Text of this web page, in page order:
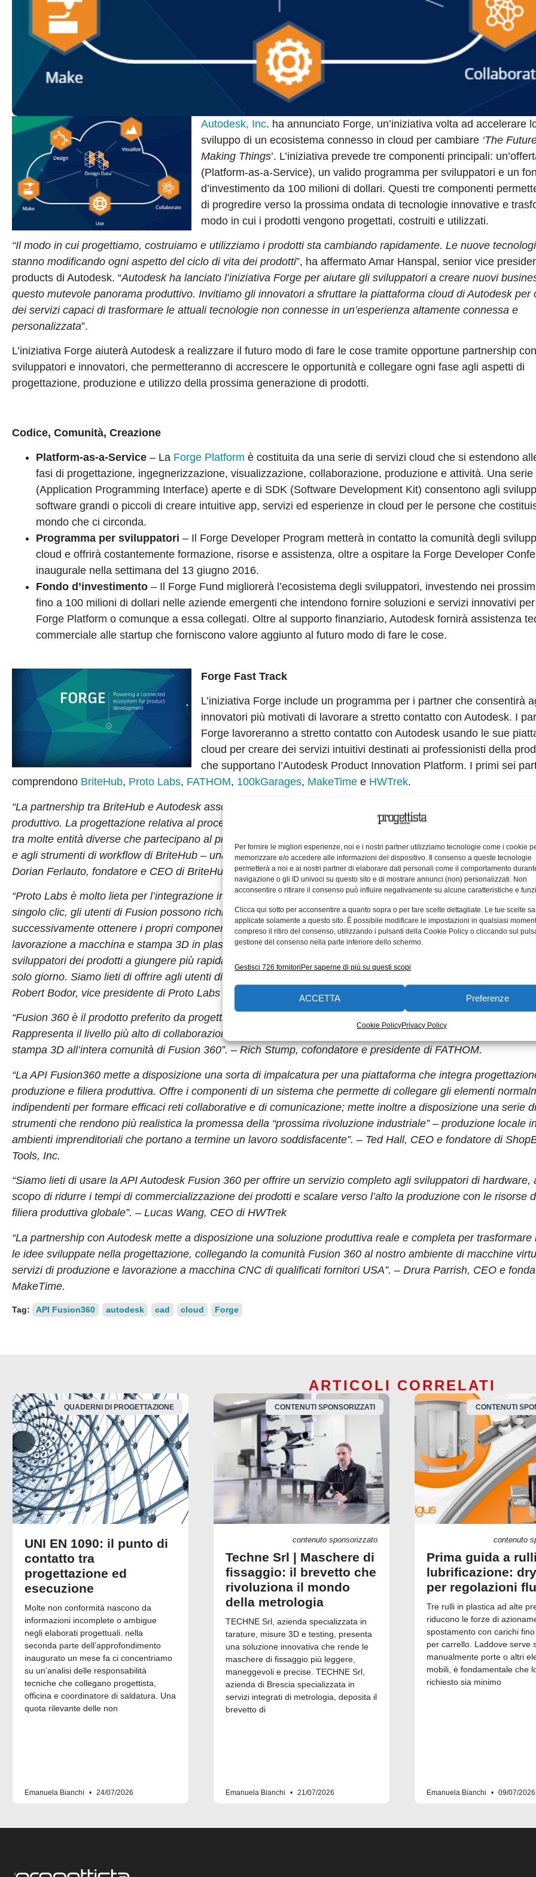
Per fornire le migliori esperienze, noi e i nostri partner utilizziamo tecnologie come i cookie
memorizzare e/o accedere alle informazioni del dispositivo. Il consenso a queste tecnologie
permetterà a noi e ai nostri partner di elaborare dati personali come il comportamento
navigazione o gli ID univoci su questo sito e di mostrare annunci (non) personalizzati. Non
acconsentire o ritirare il consenso può influire negativamente su alcune caratteristiche e
Clicca qui sotto per acconsentire a quanto sopra o per fare scelte dettagliate. Le tue scelte
applicate solamente a questo sito. È possibile modificare le impostazioni in qualsiasi
compreso il ritiro del consenso, utilizzando i pulsanti della Cookie Policy o cliccando sul
gestione del consenso nella parte inferiore dello schermo.
Gestisci 726 fornitoriPer saperne di più su questi scopi
ACCETTA Preferenze
Cookie PolicyPrivacy Policy
Autodesk, Inc. ha annunciato Forge, un’iniziativa volta ad accelerare
sviluppo di un ecosistema connesso in cloud per cambiare ‘The
Making Things’. L’iniziativa prevede tre componenti principali:
(Platform-as-a-Service), un valido programma per sviluppatori e un
d’investimento da 100 milioni di dollari. Questi tre componenti
di progredire verso la prossima ondata di tecnologie innovative e
modo in cui i prodotti vengono progettati, costruiti e utilizzati.
“Il modo in cui progettiamo, costruiamo e utilizziamo i prodotti sta cambiando rapidamente. Le nuove
stanno modificando ogni aspetto del ciclo di vita dei prodotti”, ha affermato Amar Hanspal, senior vice
products di Autodesk. “Autodesk ha lanciato l’iniziativa Forge per aiutare gli sviluppatori a creare nuovi
questo mutevole panorama produttivo. Invitiamo gli innovatori a sfruttare la piattaforma cloud di Autodesk per
dei servizi capaci di trasformare le attuali tecnologie non connesse in un’esperienza altamente connessa e
personalizzata”.
L’iniziativa Forge aiuterà Autodesk a realizzare il futuro modo di fare le cose tramite opportune partnership con
sviluppatori e innovatori, che permetteranno di accrescere le opportunità e collegare ogni fase agli aspetti di
progettazione, produzione e utilizzo della prossima generazione di prodotti.
Codice, Comunità, Creazione
Platform-as-a-Service – La Forge Platform è costituita da una serie di servizi cloud che si estendono
fasi di progettazione, ingegnerizzazione, visualizzazione, collaborazione, produzione e attività. Una serie
(Application Programming Interface) aperte e di SDK (Software Development Kit) consentono agli
software grandi o piccoli di creare intuitive app, servizi ed esperienze in cloud per le persone che
mondo che ci circonda.
Programma per sviluppatori – Il Forge Developer Program metterà in contatto la comunità degli
cloud e offrirà costantemente formazione, risorse e assistenza, oltre a ospitare la Forge Developer
inaugurale nella settimana del 13 giugno 2016.
Fondo d’investimento – Il Forge Fund migliorerà l’ecosistema degli sviluppatori, investendo nei
fino a 100 milioni di dollari nelle aziende emergenti che intendono fornire soluzioni e servizi innovativi
Forge Platform o comunque a essa collegati. Oltre al supporto finanziario, Autodesk fornirà assistenza
commerciale alle startup che forniscono valore aggiunto al futuro modo di fare le cose.
Forge Fast Track
L’iniziativa Forge include un programma per i partner che consentirà
innovatori più motivati di lavorare a stretto contatto con Autodesk. I
Forge lavoreranno a stretto contatto con Autodesk usando le sue
cloud per creare dei servizi intuitivi destinati ai professionisti della
che supportano l’Autodesk Product Innovation Platform. I primi sei
comprendono BriteHub, Proto Labs, FATHOM, 100kGarages, MakeTime e HWTrek.
“La partnership tra BriteHub e Autodesk associa la progettazione digitale dei prodotti a una collaborazione a
produttivo. La progettazione relativa al processo di producibilità è complessa e richiede una costante
tra molte entità diverse che partecipano al progetto. Il processo viene ottimizzato grazie ad Autodesk Fusion
e agli strumenti di workflow di BriteHub – una combinazione possibile soltanto in un paradiso di software in
Dorian Ferlauto, fondatore e CEO di BriteHub
“Proto Labs è molto lieta per l’integrazione in Autodesk Fusion 360 delle proprie capacità di produzione rapida.
singolo clic, gli utenti di Fusion possono richiedere un preventivo con l’analisi della progettazione per la
successivamente ottenere i propri componenti personalizzati, prodotti con una varietà di processi come
lavorazione a macchina e stampa 3D in plastica o metallo. Il nostro servizio è stato predisposto per aiutare gli
sviluppatori dei prodotti a giungere più rapidamente sul mercato, producendo i componenti personalizzati
solo giorno. Siamo lieti di offrire agli utenti di Fusion 360 questo processo omogeneo di offerta e ordinazione”. –
Robert Bodor, vice presidente di Proto Labs
“Fusion 360 è il prodotto preferito da progettisti, ingegneri, studenti, aziende ben consolidate e anche startup.
Rappresenta il livello più alto di collaborazione online e software CAD. Siamo lieti di offrire un facile accesso
stampa 3D all’intera comunità di Fusion 360”. – Rich Stump, cofondatore e presidente di FATHOM.
“La API Fusion360 mette a disposizione una sorta di impalcatura per una piattaforma che integra
produzione e filiera produttiva. Offre i componenti di un sistema che permette di collegare gli elementi
indipendenti per formare efficaci reti collaborative e di comunicazione; mette inoltre a disposizione una serie di
strumenti che rendono più realistica la promessa della “prossima rivoluzione industriale” – produzione locale
ambienti imprenditoriali che portano a termine un lavoro soddisfacente”. – Ted Hall, CEO e fondatore di
Tools, Inc.
“Siamo lieti di usare la API Autodesk Fusion 360 per offrire un servizio completo agli sviluppatori di hardware,
scopo di ridurre i tempi di commercializzazione dei prodotti e scalare verso l’alto la produzione con le risorse
filiera produttiva globale”. – Lucas Wang, CEO di HWTrek
“La partnership con Autodesk mette a disposizione una soluzione produttiva reale e completa per trasformare
le idee sviluppate nella progettazione, collegando la comunità Fusion 360 al nostro ambiente di macchine
servizi di produzione e lavorazione a macchina CNC di qualificati fornitori USA”. – Drura Parrish, CEO e
MakeTime.
Tag: API Fusion360 autodesk cad cloud Forge
ARTICOLI CORRELATI
QUADERNI DI PROGETTAZIONE
UNI EN 1090: il punto di
contatto tra
progettazione ed
esecuzione
Molte non conformità nascono da
informazioni incomplete o ambigue
negli elaborati progettuali. nella
seconda parte dell’approfondimento
inaugurato un mese fa ci concentriamo
su un’analisi delle responsabilità
tecniche che collegano progettista,
officina e coordinatore di saldatura. Una
quota rilevante delle non
Emanuela Bianchi 24/07/2026
CONTENUTI SPONSORIZZATI
contenuto sponsorizzato
Techne Srl | Maschere di
fissaggio: il brevetto che
rivoluziona il mondo
della metrologia
TECHNE Srl, azienda specializzata in
tarature, misure 3D e testing, presenta
una soluzione innovativa che rende le
maschere di fissaggio più leggere,
maneggevoli e precise. TECHNE Srl,
azienda di Brescia specializzata in
servizi integrati di metrologia, deposita il
brevetto di
Emanuela Bianchi 21/07/2026
CONTENUTI
contenuto
Prima guida a
lubrificazione:
per regolazioni
Tre rulli in plastica ad alte
riducono le forze di
spostamento con carichi
per carrello. Laddove serve
manualmente porte o altri
mobili, è fondamentale che
richiesto sia minimo
Emanuela Bianchi 09/07/2026